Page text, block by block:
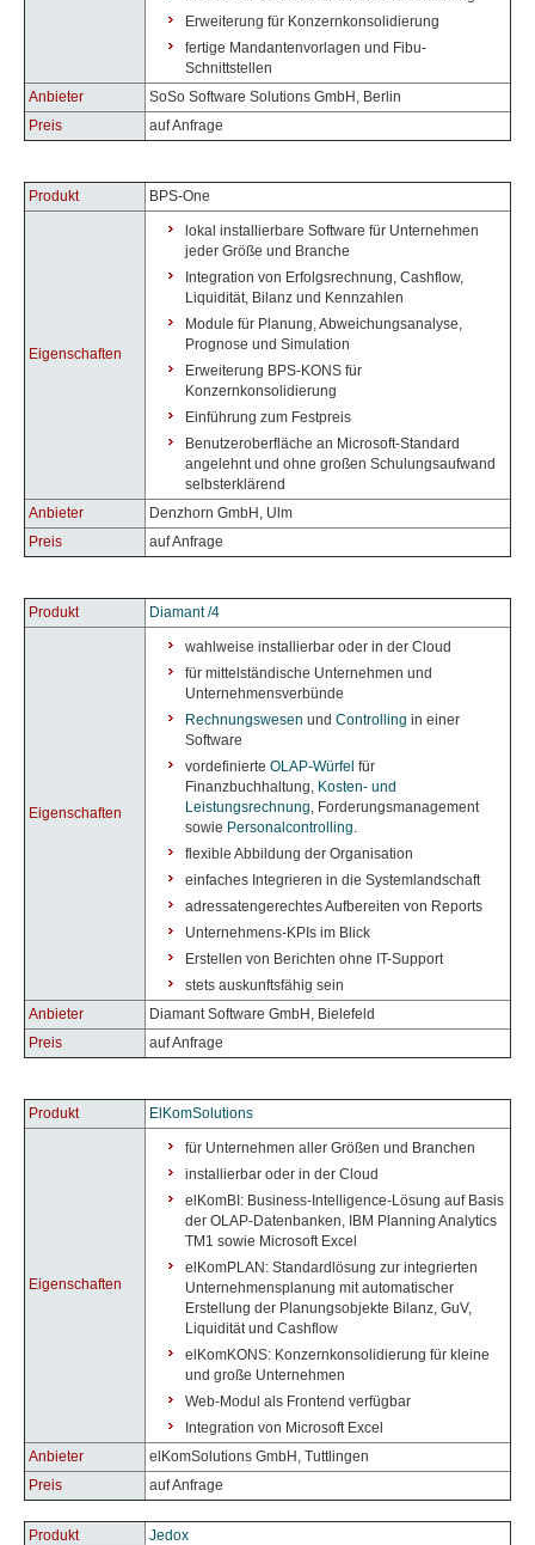
Erweiterung für Konzernkonsolidierung
fertige Mandantenvorlagen und Fibu-
Schnittstellen
Anbieter
SoSo Software Solutions GmbH, Berlin
Preis
auf Anfrage
Produkt BPS-One
Eigenschaften
lokal installierbare Software für Unternehmen
jeder Größe und Branche
Integration von Erfolgsrechnung, Cashflow,
Liquidität, Bilanz und Kennzahlen
Module für Planung, Abweichungsanalyse,
Prognose und Simulation
Erweiterung BPS-KONS für
Konzernkonsolidierung
Einführung zum Festpreis
Benutzeroberfläche an Microsoft-Standard
angelehnt und ohne großen Schulungsaufwand
selbsterklärend
Anbieter
Denzhorn GmbH, Ulm
Preis
auf Anfrage
Produkt Diamant/4
Eigenschaften
wahlweise installierbar oder in der Cloud
für mittelständische Unternehmen und
Unternehmensverbünde
Rechnungswesen und Controlling in einer
Software
vordefinierte OLAP-Würfel für
Finanzbuchhaltung, Kosten- und
Leistungsrechnung, Forderungsmanagement
sowie Personalcontrolling.
flexible Abbildung der Organisation
einfaches Integrieren in die Systemlandschaft
adressatengerechtes Aufbereiten von Reports
Unternehmens-KPIs im Blick
Erstellen von Berichten ohne IT-Support
stets auskunftsfähig sein
Anbieter
Diamant Software GmbH, Bielefeld
Preis
auf Anfrage
Produkt ElKomSolutions
Eigenschaften
für Unternehmen aller Größen und Branchen
installierbar oder in der Cloud
elKomBI: Business-Intelligence-Lösung auf Basis
der OLAP-Datenbanken, IBM Planning Analytics
TM1 sowie Microsoft Excel
elKomPLAN: Standardlösung zur integrierten
Unternehmensplanung mit automatischer
Erstellung der Planungsobjekte Bilanz, GuV,
Liquidität und Cashflow
elKomKONS: Konzernkonsolidierung für kleine
und große Unternehmen
Web-Modul als Frontend verfügbar
Integration von Microsoft Excel
Anbieter
elKomSolutions GmbH, Tuttlingen
Preis
auf Anfrage
Produkt Jedox